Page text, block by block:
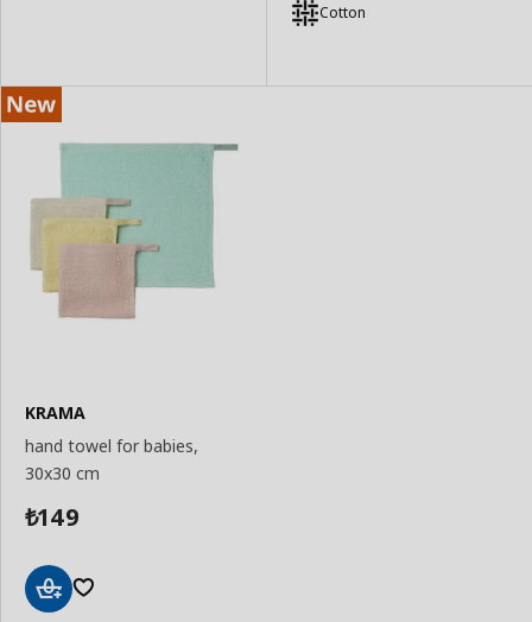
to
Basket
Cotton
KRAMA
hand towel for babies,
30x30 cm
₺149